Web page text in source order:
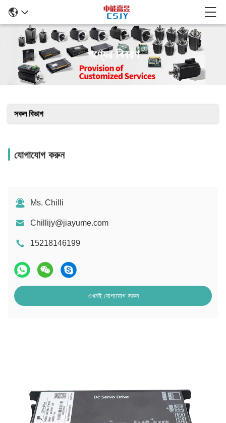
পণ্যের বিবরণ
সকল বিভাগ
যোগাযোগ করুন
Ms. Chilli
Chillijy@jiayume.com
15218146199
এখনই যোগাযোগ করুন